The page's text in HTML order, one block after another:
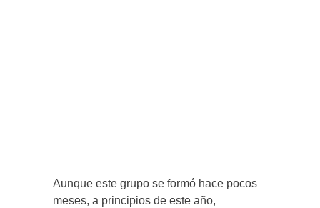
Aunque este grupo se formó hace pocos
meses, a principios de este año,